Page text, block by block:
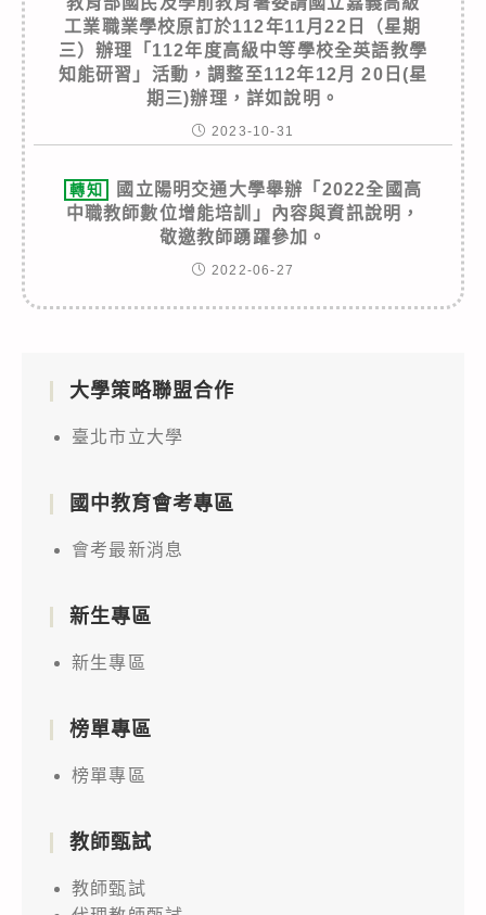
工業職業學校原訂於112年11月22日（星期
三）辦理「112年度高級中等學校全英語教學
知能研習」活動，調整至112年12月 20日(星
期三)辦理，詳如說明。
2023-10-31
轉知
國立陽明交通大學舉辦「2022全國高
中職教師數位增能培訓」內容與資訊說明，
敬邀教師踴躍參加。
2022-06-27
大學策略聯盟合作
臺北市立大學
國中教育會考專區
會考最新消息
新生專區
新生專區
榜單專區
榜單專區
教師甄試
教師甄試